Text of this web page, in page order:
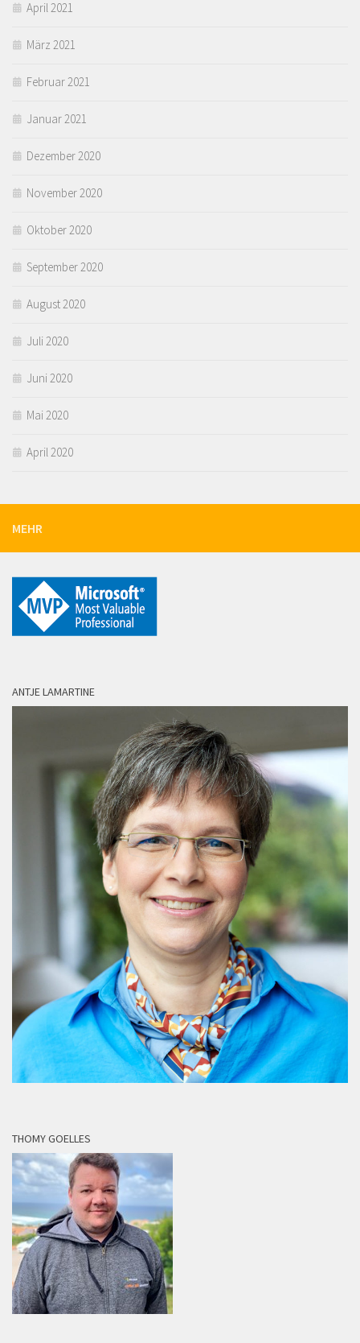
April 2021
März 2021
Februar 2021
Januar 2021
Dezember 2020
November 2020
Oktober 2020
September 2020
August 2020
Juli 2020
Juni 2020
Mai 2020
April 2020
MEHR
ANTJE LAMARTINE
THOMY GOELLES